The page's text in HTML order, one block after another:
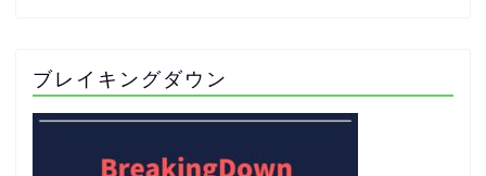
ブレイキングダウン